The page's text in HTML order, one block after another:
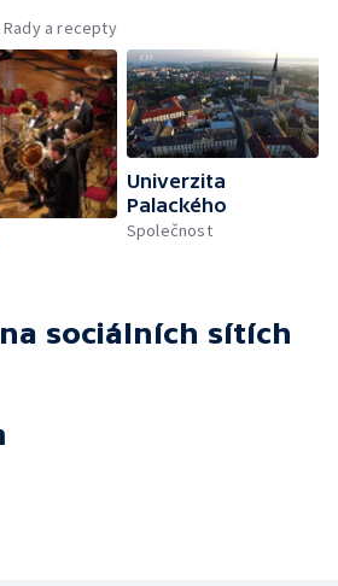
Rady a recepty
Univerzita
Palackého
Společnost
na sociálních sítích